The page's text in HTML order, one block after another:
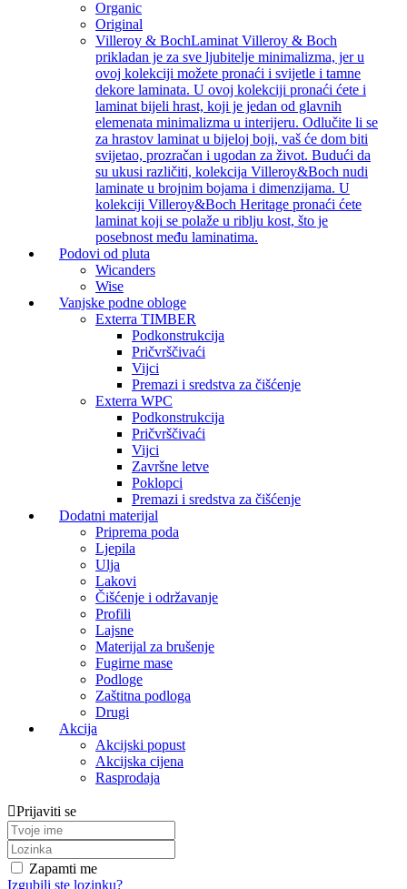
Organic
Original
Villeroy & BochLaminat Villeroy & Boch
prikladan je za sve ljubitelje minimalizma, jer u
ovoj kolekciji možete pronaći i svijetle i tamne
dekore laminata. U ovoj kolekciji pronaći ćete i
laminat bijeli hrast, koji je jedan od glavnih
elemenata minimalizma u interijeru. Odlučite li se
za hrastov laminat u bijeloj boji, vaš će dom biti
svijetao, prozračan i ugodan za život. Budući da
su ukusi različiti, kolekcija Villeroy&Boch nudi
laminate u brojnim bojama i dimenzijama. U
kolekciji Villeroy&Boch Heritage pronaći ćete
laminat koji se polaže u riblju kost, što je
posebnost među laminatima.
Podovi od pluta
Wicanders
Wise
Vanjske podne obloge
Exterra TIMBER
Podkonstrukcija
Pričvrščivaći
Vijci
Premazi i sredstva za čišćenje
Exterra WPC
Podkonstrukcija
Pričvrščivaći
Vijci
Završne letve
Poklopci
Premazi i sredstva za čišćenje
Dodatni materijal
Priprema poda
Ljepila
Ulja
Lakovi
Čišćenje i održavanje
Profili
Lajsne
Materijal za brušenje
Fugirne mase
Podloge
Zaštitna podloga
Drugi
Akcija
Akcijski popust
Akcijska cijena
Rasprodaja
Prijaviti se
Zapamti me
Izgubili ste lozinku?